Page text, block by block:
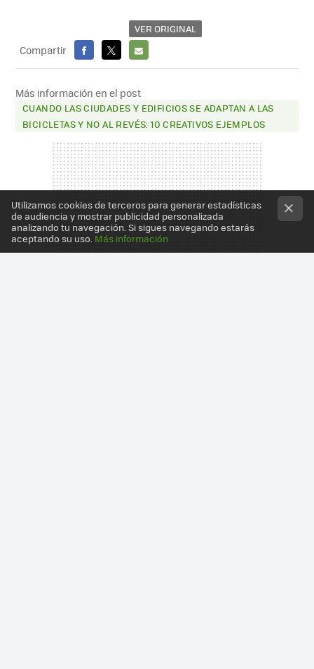
VER ORIGINAL
Compartir
FACEBOOK
X
E-
MAIL
Más información en el post
CUANDO LAS CIUDADES Y EDIFICIOS SE ADAPTAN A LAS
BICICLETAS Y NO AL REVÉS: 10 CREATIVOS EJEMPLOS
Utilizamos cookies de terceros para generar estadísticas
de audiencia y mostrar publicidad personalizada
analizando tu navegación. Si sigues navegando estarás
aceptando su uso. Más información